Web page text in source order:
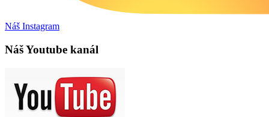
Náš Instagram
Náš Youtube kanál